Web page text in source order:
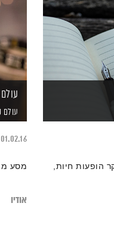
הופעות חיות,
עולם
עולם
01.02.16
מסע
אודיו